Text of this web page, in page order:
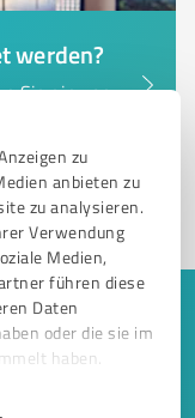
zu
anbieten zu
zu analysieren.
Verwendung
Medien,
führen diese
Daten
oder die sie im
haben.
werden?
Sie ein von
1
und E-